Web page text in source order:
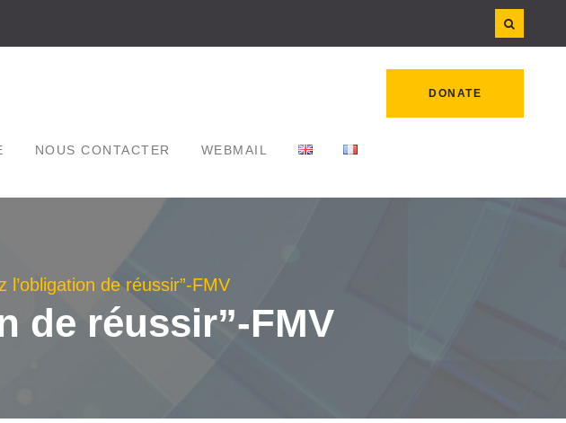
DONATE
NOUS CONTACTER WEBMAIL
l’obligation de réussir”-FMV
de réussir”-FMV